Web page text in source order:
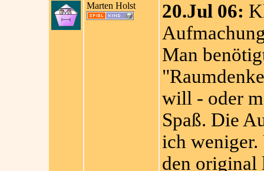
Marten Holst 20.Jul 06:
Man
will - oder
Spaß. Die
ich
den original